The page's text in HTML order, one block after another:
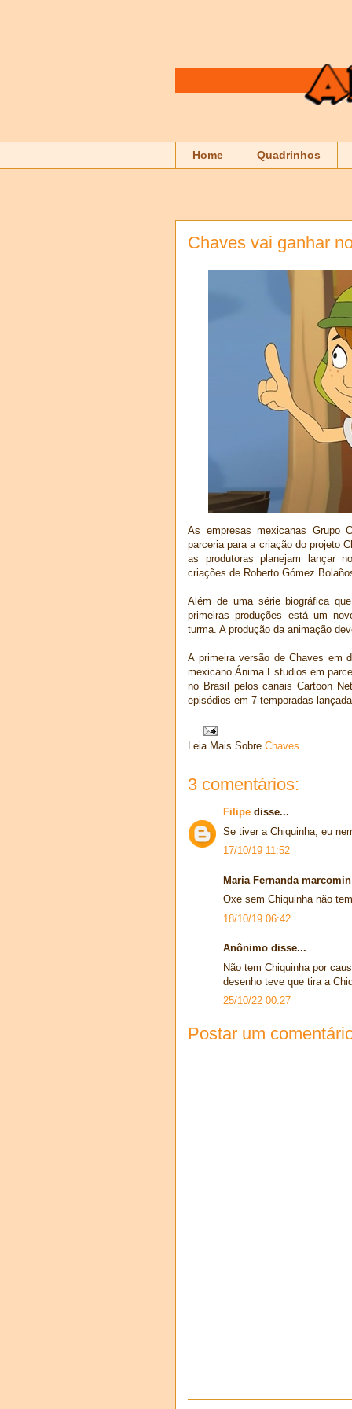
Home Quadrinhos
Chaves vai ganhar
As empresas mexicanas Grupo
parceria para a criação do projeto
as produtoras planejam lançar
criações de Roberto Gómez
Além de uma série biográfica
primeiras produções está um
turma. A produção da animação
A primeira versão de Chaves em
mexicano Ánima Estudios em
no Brasil pelos canais Cartoon
episódios em 7 temporadas
Leia Mais Sobre Chaves
3 comentários:
Filipe disse...
Se tiver a Chiquinha, eu
17/10/19 11:52
Maria Fernanda
Oxe sem Chiquinha não
18/10/19 06:42
Anônimo disse...
Não tem Chiquinha por
desenho teve que tira a
25/10/22 00:27
Postar um